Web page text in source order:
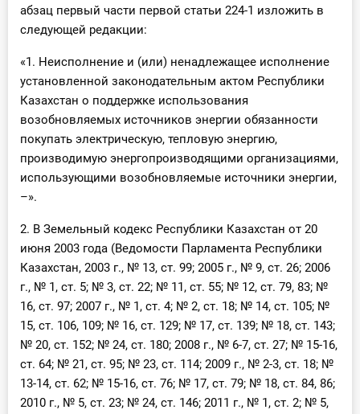
абзац первый части первой статьи 224-1 изложить в
следующей редакции:
«1. Неисполнение и (или) ненадлежащее исполнение
установленной законодательным актом Республики
Казахстан о поддержке использования
возобновляемых источников энергии обязанности
покупать электрическую, тепловую энергию,
производимую энергопроизводящими организациями,
использующими возобновляемые источники энергии,
–».
2. В Земельный кодекс Республики Казахстан от 20
июня 2003 года (Ведомости Парламента Республики
Казахстан, 2003 г., № 13, ст. 99; 2005 г., № 9, ст. 26; 2006
г., № 1, ст. 5; № 3, ст. 22; № 11, ст. 55; № 12, ст. 79, 83; №
16, ст. 97; 2007 г., № 1, ст. 4; № 2, ст. 18; № 14, ст. 105; №
15, ст. 106, 109; № 16, ст. 129; № 17, ст. 139; № 18, ст. 143;
№ 20, ст. 152; № 24, ст. 180; 2008 г., № 6-7, ст. 27; № 15-16,
ст. 64; № 21, ст. 95; № 23, ст. 114; 2009 г., № 2-3, ст. 18; №
13-14, ст. 62; № 15-16, ст. 76; № 17, ст. 79; № 18, ст. 84, 86;
2010 г., № 5, ст. 23; № 24, ст. 146; 2011 г., № 1, ст. 2; № 5,